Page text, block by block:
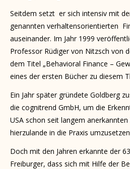
Seitdem setzt er sich intensiv mit
genannten verhaltens­orientierten
auseinander. Im Jahr 1999
Professor Rüdiger von Nitzsch von
dem Titel „Behavioral Finance –
eines der ersten Bücher zu diesem
Ein Jahr später gründete Goldberg
die cognitrend GmbH, um die
USA schon seit langem
hierzulande in die Praxis
Doch mit den Jahren erkannte der
Freiburger, dass sich mit Hilfe der